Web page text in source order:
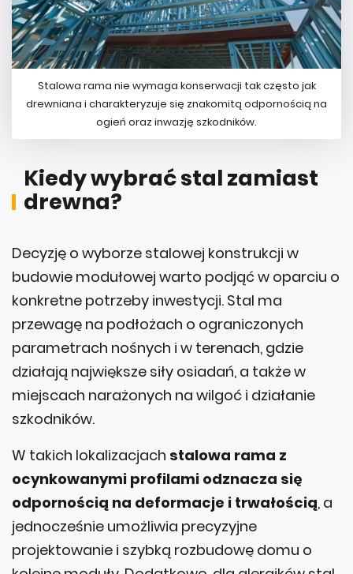
Stalowa rama nie wymaga konserwacji tak często jak
drewniana i charakteryzuje się znakomitą odpornością na
ogień oraz inwazję szkodników.
drewna?
budowie modułowej warto podjąć w oparciu o
konkretne potrzeby inwestycji. Stal ma
przewagę na podłożach o ograniczonych
parametrach nośnych i w terenach, gdzie
działają największe siły osiadań, a także w
miejscach narażonych na wilgoć i działanie
szkodników.
ocynkowanymi profilami odznacza się
odpornością na deformacje i trwałością
jednocześnie umożliwia precyzyjne
projektowanie i szybką rozbudowę domu o
kolejne moduły. Dodatkowo, dla alergików stal